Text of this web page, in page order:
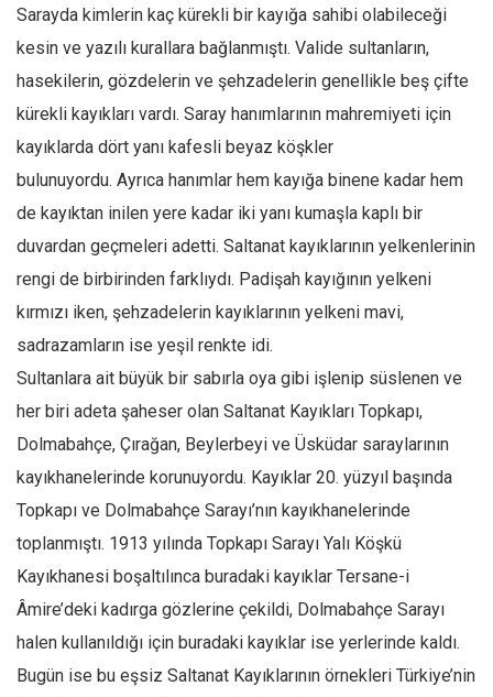
Sarayda kimlerin kaç kürekli bir kayığa sahibi olabileceği
kesin ve yazılı kurallara bağlanmıştı. Valide sultanların,
hasekilerin, gözdelerin ve şehzadelerin genellikle beş çifte
kürekli kayıkları vardı. Saray hanımlarının mahremiyeti için
kayıklarda dört yanı kafesli beyaz köşkler
bulunuyordu. Ayrıca hanımlar hem kayığa binene kadar hem
de kayıktan inilen yere kadar iki yanı kumaşla kaplı bir
duvardan geçmeleri adetti. Saltanat kayıklarının yelkenlerinin
rengi de birbirinden farklıydı. Padişah kayığının yelkeni
kırmızı iken, şehzadelerin kayıklarının yelkeni mavi,
sadrazamların ise yeşil renkte idi.
Sultanlara ait büyük bir sabırla oya gibi işlenip süslenen ve
her biri adeta şaheser olan Saltanat Kayıkları Topkapı,
Dolmabahçe, Çırağan, Beylerbeyi ve Üsküdar saraylarının
kayıkhanelerinde korunuyordu. Kayıklar 20. yüzyıl başında
Topkapı ve Dolmabahçe Sarayı’nın kayıkhanelerinde
toplanmıştı. 1913 yılında Topkapı Sarayı Yalı Köşkü
Kayıkhanesi boşaltılınca buradaki kayıklar Tersane-i
Âmire’deki kadırga gözlerine çekildi, Dolmabahçe Sarayı
halen kullanıldığı için buradaki kayıklar ise yerlerinde kaldı.
Bugün ise bu eşsiz Saltanat Kayıklarının örnekleri Türkiye’nin